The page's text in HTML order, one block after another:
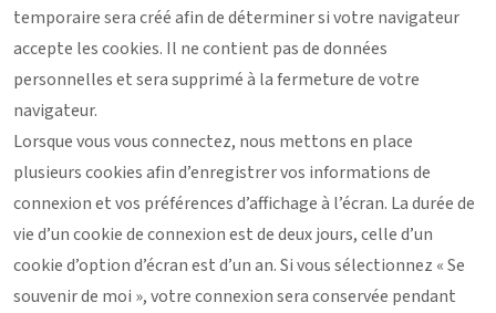
temporaire sera créé afin de déterminer si votre navigateur
accepte les cookies. Il ne contient pas de données
personnelles et sera supprimé à la fermeture de votre
navigateur.
Lorsque vous vous connectez, nous mettons en place
plusieurs cookies afin d’enregistrer vos informations de
connexion et vos préférences d’affichage à l’écran. La durée de
vie d’un cookie de connexion est de deux jours, celle d’un
cookie d’option d’écran est d’un an. Si vous sélectionnez « Se
souvenir de moi », votre connexion sera conservée pendant